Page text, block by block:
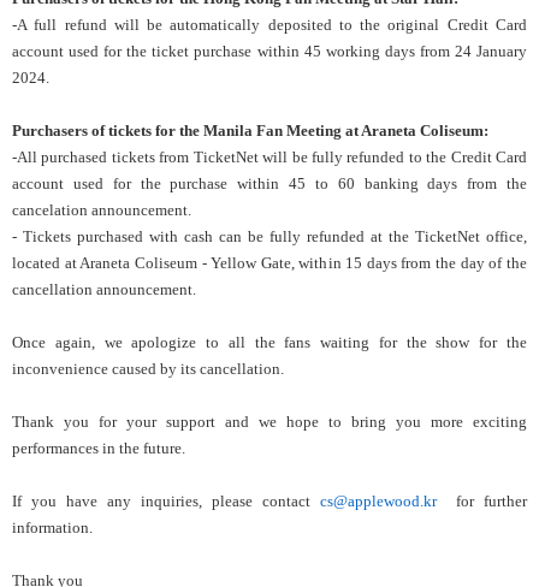
-A full refund will be automatically deposited to the original Credit Card
account used for the ticket purchase within 45 working days from 24 January
2024.
Purchasers of tickets for the Manila Fan Meeting at Araneta Coliseum:
-All purchased tickets from TicketNet will be fully refunded to the Credit Card
account used for the purchase within 45 to 60 banking days from the
cancelation announcement.
- Tickets purchased with cash can be fully refunded at the TicketNet office,
located at Araneta Coliseum - Yellow Gate, within 15 days from the day of the
cancellation announcement.
Once again, we apologize to all the fans waiting for the show for the
inconvenience caused by its cancellation.
Thank you for your support and we hope to bring you more exciting
performances in the future.
If you have any inquiries, please contact cs@applewood.kr
for further
information.
Thank you